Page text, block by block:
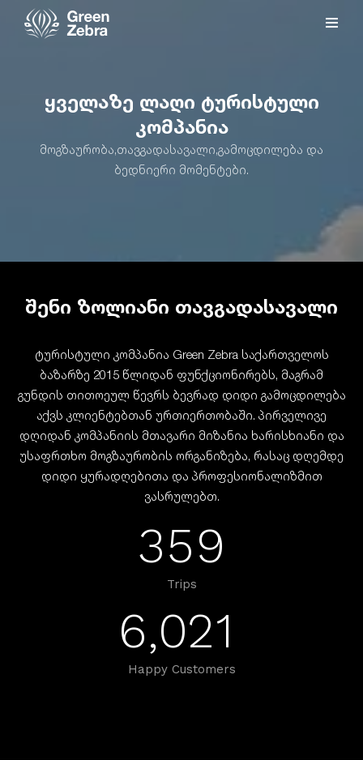
ყველაზე ლაღი ტურისტული
კომპანია
მოგზაურობა,თავგადასავალი,გამოცდილება და
ბედნიერი მომენტები.
შენი ზოლიანი თავგადასავალი
ტურისტული კომპანია Green Zebra საქართველოს
ბაზარზე 2015 წლიდან ფუნქციონირებს, მაგრამ
გუნდის თითოეულ წევრს ბევრად დიდი გამოცდილება
აქვს კლიენტებთან ურთიერთობაში. პირველივე
დღიდან კომპანიის მთავარი მიზანია ხარისხიანი და
უსაფრთხო მოგზაურობის ორგანიზება, რასაც დღემდე
დიდი ყურადღებითა და პროფესიონალიზმით
ვასრულებთ.
359
Trips
6,021
Happy Customers